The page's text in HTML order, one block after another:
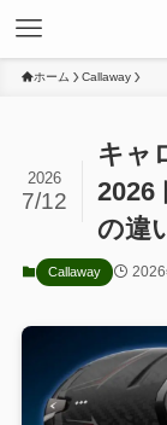
ホーム Callaway
キャ
2026
の違
2026
7/12
Callaway 2026